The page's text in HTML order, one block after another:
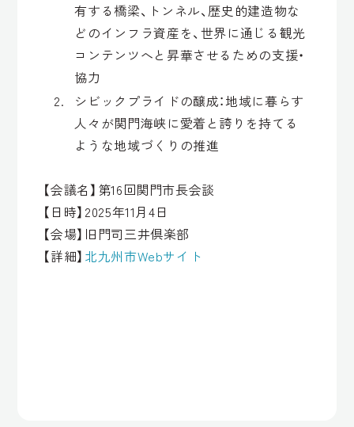
有する橋梁、トンネル、歴史的建造物な
どのインフラ資産を、世界に通じる観光
コンテンツへと昇華させるための支援・
協力
シビックプライドの醸成：地域に暮らす
人々が関門海峡に愛着と誇りを持てる
ような地域づくりの推進
【会議名】第16回関門市長会談
【日時】2025年11月4日
【会場】旧門司三井倶楽部
【詳細】 北九州市Webサイト